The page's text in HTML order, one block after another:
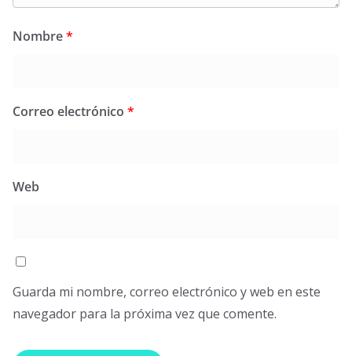
Nombre*
Correo electrónico *
Web
Guarda mi nombre, correo electrónico y web en este
navegador para la próxima vez que comente.